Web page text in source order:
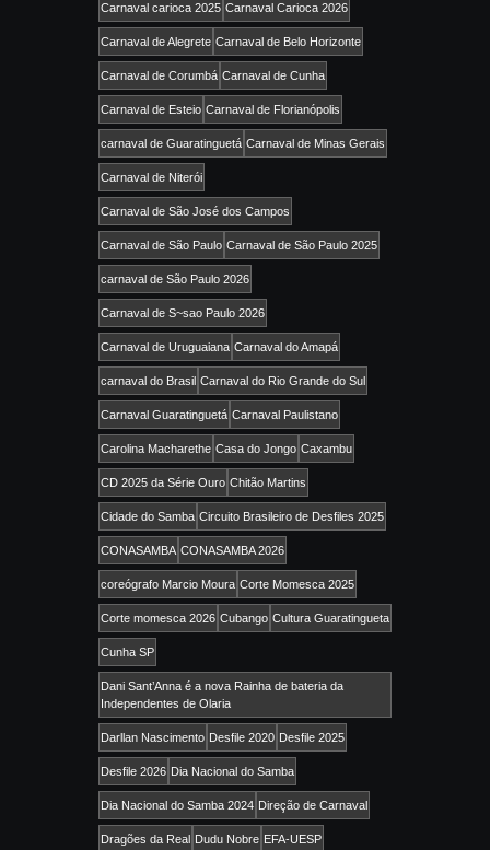
Carnaval carioca 2025 Carnaval Carioca 2026
Carnaval de Alegrete Carnaval de Belo Horizonte
Carnaval de Corumbá Carnaval de Cunha
Carnaval de Esteio Carnaval de Florianópolis
carnaval de Guaratinguetá Carnaval de Minas Gerais
Carnaval de Niterói
Carnaval de São José dos Campos
Carnaval de São Paulo Carnaval de São Paulo 2025
carnaval de São Paulo 2026
Carnaval de S~sao Paulo 2026
Carnaval de Uruguaiana Carnaval do Amapá
carnaval do Brasil Carnaval do Rio Grande do Sul
Carnaval Guaratinguetá Carnaval Paulistano
Carolina Macharethe Casa do Jongo Caxambu
CD 2025 da Série Ouro Chitão Martins
Cidade do Samba Circuito Brasileiro de Desfiles 2025
CONASAMBA CONASAMBA 2026
coreógrafo Marcio Moura Corte Momesca 2025
Corte momesca 2026 Cubango Cultura Guaratingueta
Cunha SP
Dani Sant’Anna é a nova Rainha de bateria da
Independentes de Olaria
Darllan Nascimento Desfile 2020 Desfile 2025
Desfile 2026 Dia Nacional do Samba
Dia Nacional do Samba 2024 Direção de Carnaval
Dragões da Real Dudu Nobre EFA-UESP